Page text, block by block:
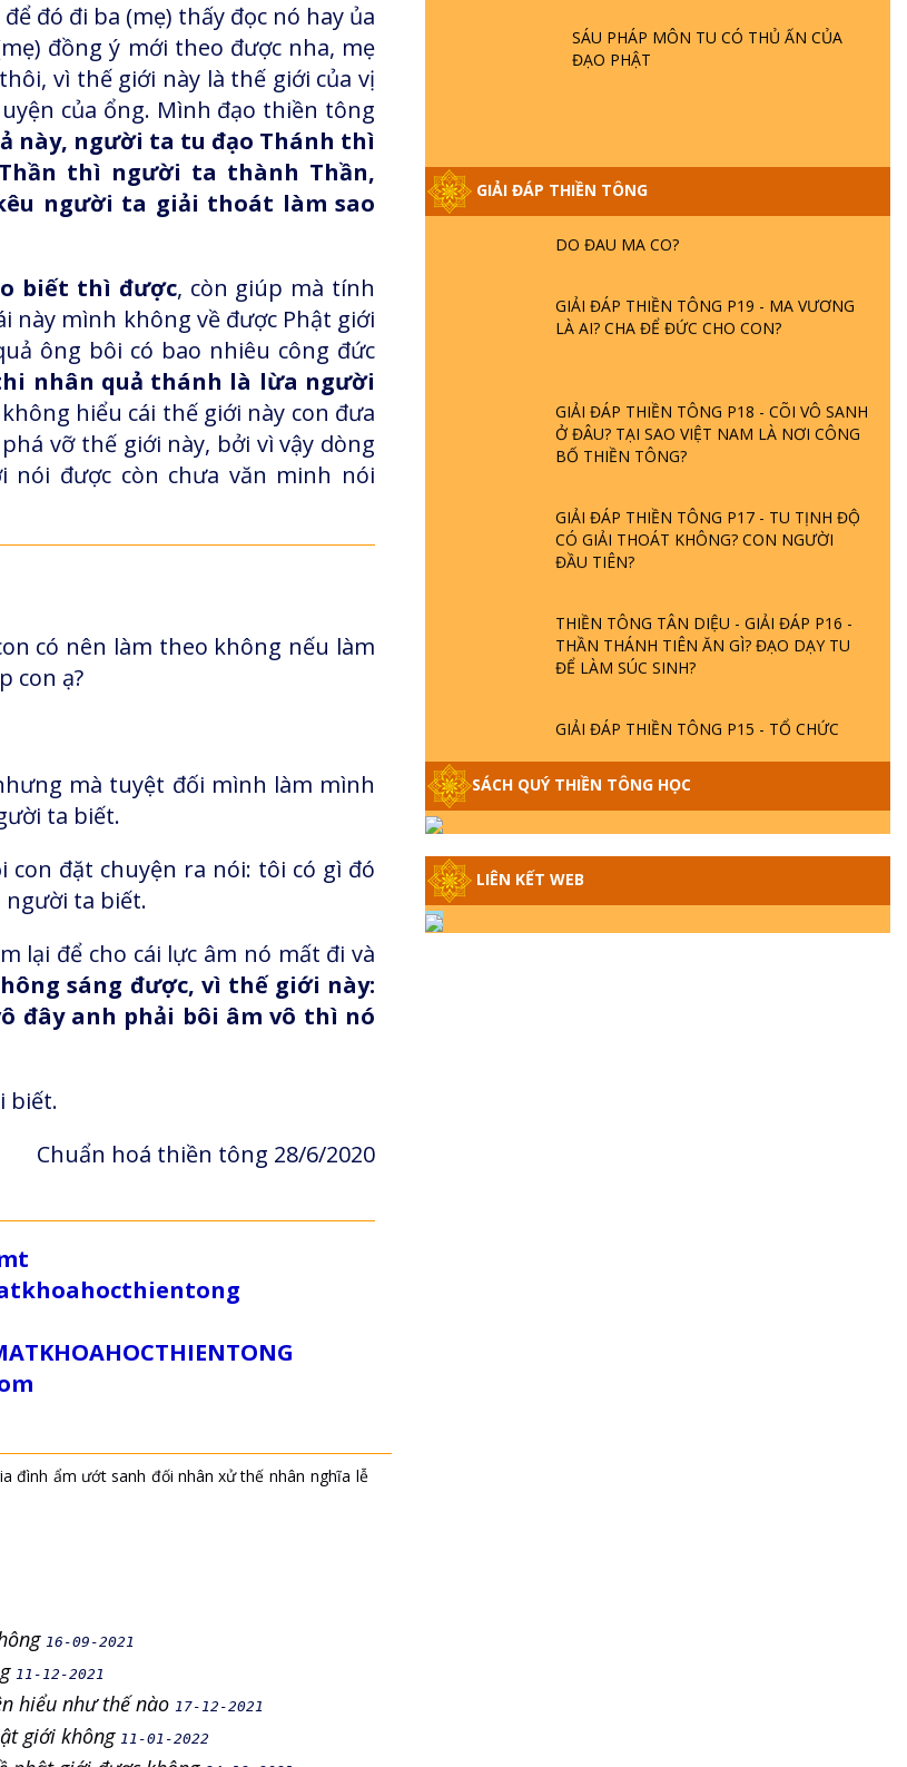
đó đi ba (mẹ) thấy đọc nó hay ủa
đồng ý mới theo được nha, mẹ
vì thế giới này là thế giới của vị
của ổng. Mình đạo thiền tông
này, người ta tu đạo Thánh thì
thì người ta thành Thần,
người ta giải thoát làm sao
biết thì được, còn giúp mà tính
này mình không về được Phật giới
ông bôi có bao nhiêu công đức
nhân quả thánh là lừa người
hiểu cái thế giới này con đưa
vỡ thế giới này, bởi vì vậy dòng
được còn chưa văn minh nói
có nên làm theo không nếu làm
con ạ?
mà tuyệt đối mình làm mình
ta biết.
đặt chuyện ra nói: tôi có gì đó
ta biết.
lại để cho cái lực âm nó mất đi và
sáng được, vì thế giới này:
đây anh phải bôi âm vô thì nó
biết.
Chuẩn hoá thiền tông 28/6/2020
đình ẩm ướt sanh đối nhân xử thế nhân nghĩa lễ
16-09-2021
11-12-2021
hiểu như thế nào 17-12-2021
giới không 11-01-2022
SÁU PHÁP MÔN TU CÓ THỦ ẤN CỦA
ĐẠO PHẬT
GIẢI ĐÁP THIỀN TÔNG
GIẢI ĐÁP THIỀN TÔNG ĐẶC BIỆT PHẦN 20
LÀ AI? CHA ĐỂ ĐỨC CHO CON?
Ở ĐÂU? TẠI SAO VIỆT NAM LÀ NƠI CÔNG
BỐ THIỀN TÔNG?
CÓ GIẢI THOÁT KHÔNG? CON NGƯỜI
ĐẦU TIÊN?
THẦN THÁNH TIÊN ĂN GÌ? ĐẠO DẠY TU
ĐỂ LÀM SÚC SINH?
LOÀI CÔ HỒN - GIÁO LÝ ĐẠO PHẬT KHI
GIẢI ĐÁP THIỀN TÔNG ĐẶC BIỆT - P14 -
NGUỒN GỐC ÂM LỊCH DƯƠNG LỊCH -
TẦNG BÌNH LƯU LỚN ĐẾN ĐÂU
SÁCH QUÝ THIỀN TÔNG HỌC
LIÊN KẾT WEB